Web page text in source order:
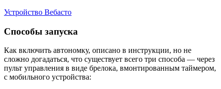
Устройство Вебасто
Способы запуска
Как включить автономку, описано в инструкции, но не
сложно догадаться, что существует всего три способа — через
пульт управления в виде брелока, вмонтированным таймером,
с мобильного устройства: